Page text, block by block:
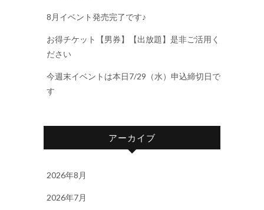
8月イベント発売完了です♪
お得チケット【男券】【出放題】是非ご活用く
ださい
今週末イベントは本日7/29（水）申込締切日で
す
アーカイブ
2026年8月
2026年7月